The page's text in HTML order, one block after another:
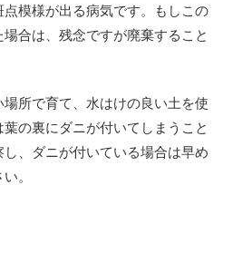
模様が出る病気です。もしこの
合は、残念ですが廃棄すること
所で育て、水はけの良い土を使
の裏にダニが付いてしまうこと
、ダニが付いている場合は早め
。